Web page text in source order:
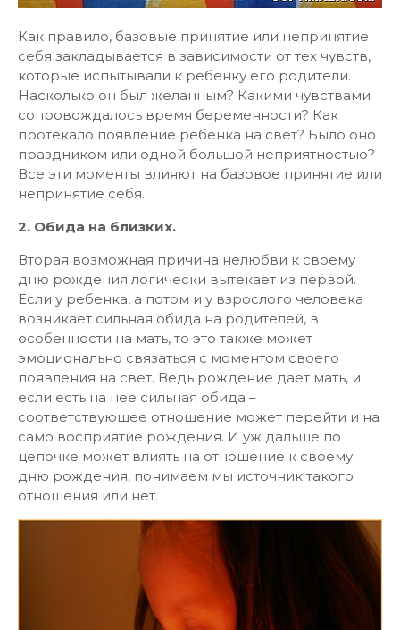
Как правило, базовые принятие или непринятие
себя закладывается в зависимости от тех чувств,
которые испытывали к ребенку его родители.
Насколько он был желанным? Какими чувствами
сопровождалось время беременности? Как
протекало появление ребенка на свет? Было оно
праздником или одной большой неприятностью?
Все эти моменты влияют на базовое принятие или
непринятие себя.
2. Обида на близких.
Вторая возможная причина нелюбви к своему
дню рождения логически вытекает из первой.
Если у ребенка, а потом и у взрослого человека
возникает сильная обида на родителей, в
особенности на мать, то это также может
эмоционально связаться с моментом своего
появления на свет. Ведь рождение дает мать, и
если есть на нее сильная обида –
соответствующее отношение может перейти и на
само восприятие рождения. И уж дальше по
цепочке может влиять на отношение к своему
дню рождения, понимаем мы источник такого
отношения или нет.